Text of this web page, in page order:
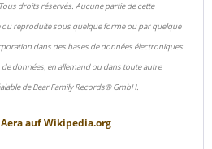
droits réservés. Aucune partie de cette
reproduite sous quelque forme ou par quelque
dans des bases de données électroniques
données, en allemand ou dans toute autre
de Bear Family Records® GmbH.
AeraaufWikipedia.org